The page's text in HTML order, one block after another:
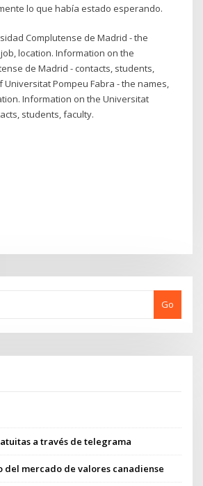
lo que había estado esperando.
Complutense de Madrid - the
location. Information on the
de Madrid - contacts, students,
Pompeu Fabra - the names,
Information on the Universitat
students, faculty.
Go
a través de telegrama
del mercado de valores canadiense